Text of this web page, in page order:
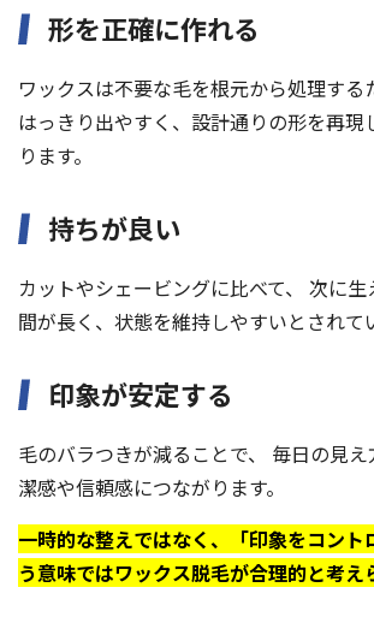
形を正確に作れる
ワックスは不要な毛を根元から処理する
はっきり出やすく、設計通りの形を再現
ります。
持ちが良い
カットやシェービングに比べて、 次に
間が長く、状態を維持しやすいとされて
印象が安定する
毛のバラつきが減ることで、 毎日の見
潔感や信頼感につながります。
一時的な整えではなく、「印象をコント
う意味ではワックス脱毛が合理的と考え